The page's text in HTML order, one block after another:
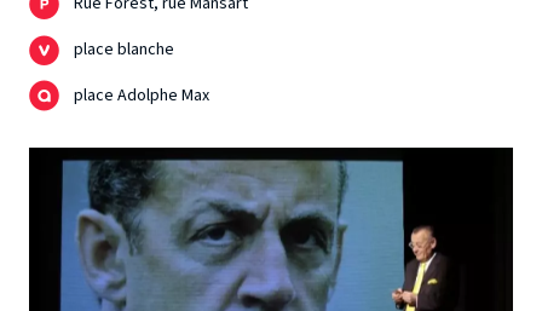
place blanche
place Adolphe Max